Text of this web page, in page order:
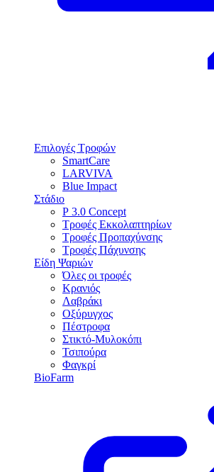
Επιλογές Τροφών
SmartCare
LARVIVA
Blue Impact
Στάδιο
P 3.0 Concept
Τροφές Εκκολαπτηρίων
Τροφές Προπαχύνσης
Τροφές Πάχυνσης
Είδη Ψαριών
Όλες οι τροφές
Κρανιός
Λαβράκι
Οξύρυγχος
Πέστροφα
Στικτό-Μυλοκόπι
Τσιπούρα
Φαγκρί
BioFarm